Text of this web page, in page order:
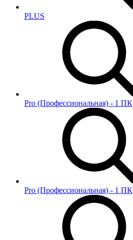
PLUS
Pro (Профессиональная) - 1 ПК
Pro (Профессиональная) - 1 ПК